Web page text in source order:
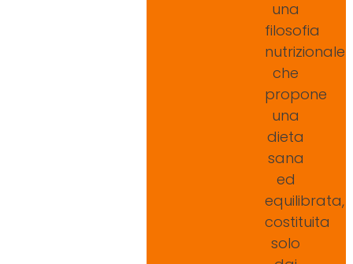
una
filosofia
nutrizionale
che
propone
una
dieta
sana
ed
equilibrata,
costituita
solo